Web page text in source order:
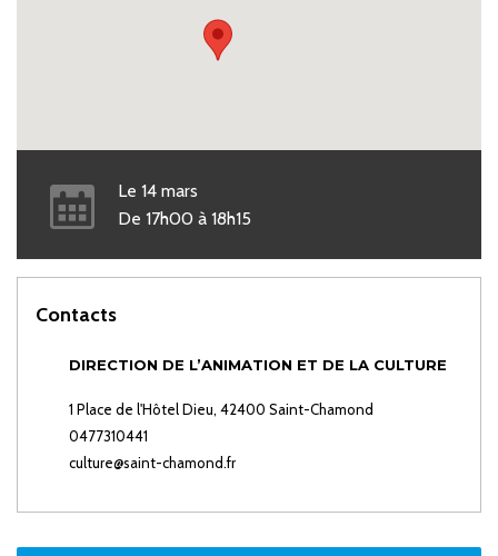
Le 14 mars
De 17h00 à 18h15
Contacts
DIRECTION DE L’ANIMATION ET DE LA CULTURE
1 Place de l'Hôtel Dieu, 42400 Saint-Chamond
0477310441
culture@saint-chamond.fr